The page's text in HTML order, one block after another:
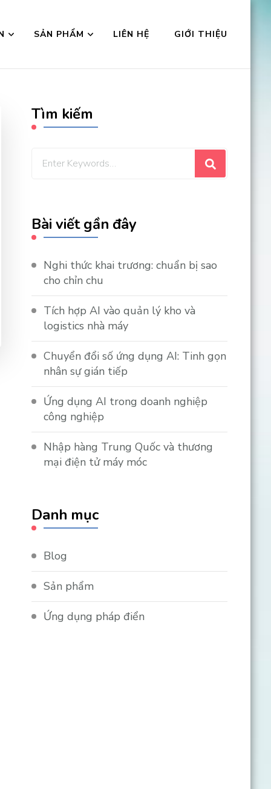
SẢN PHẨM LIÊN HỆ GIỚI THIỆU
Tìm kiếm
Looking
Bài viết gần đây
Nghi thức khai trương: chuẩn bị sao
cho chỉn chu
Tích hợp AI vào quản lý kho và
logistics nhà máy
Chuyển đổi số ứng dụng AI: Tinh gọn
nhân sự gián tiếp
Ứng dụng AI trong doanh nghiệp
công nghiệp
Nhập hàng Trung Quốc và thương
mại điện tử máy móc
Danh mục
Blog
Sản phẩm
Ứng dụng pháp điển